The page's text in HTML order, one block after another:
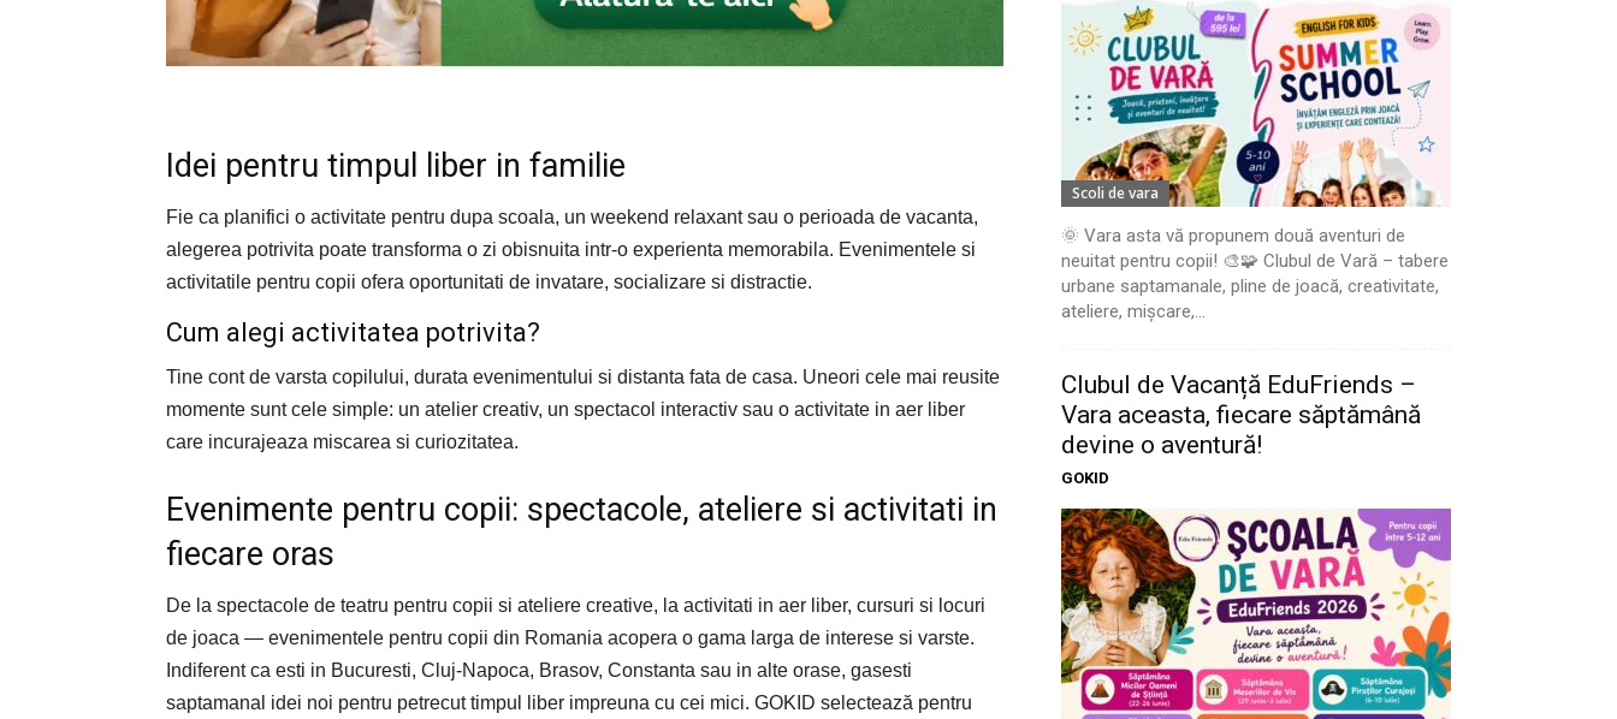
Idei pentru timpul liber in familie
Fie ca planifici o activitate pentru dupa scoala, un weekend relaxant sau o perioada de vacanta,
alegerea potrivita poate transforma o zi obisnuita intr-o experienta memorabila. Evenimentele si
activitatile pentru copii ofera oportunitati de invatare, socializare si distractie.
Cum alegi activitatea potrivita?
Tine cont de varsta copilului, durata evenimentului si distanta fata de casa. Uneori cele mai reusite
momente sunt cele simple: un atelier creativ, un spectacol interactiv sau o activitate in aer liber
care incurajeaza miscarea si curiozitatea.
Evenimente pentru copii: spectacole, ateliere si activitati in
fiecare oras
De la spectacole de teatru pentru copii si ateliere creative, la activitati in aer liber, cursuri si locuri
de joaca — evenimentele pentru copii din Romania acopera o gama larga de interese si varste.
Indiferent ca esti in Bucuresti, Cluj-Napoca, Brasov, Constanta sau in alte orase, gasesti
saptamanal idei noi pentru petrecut timpul liber impreuna cu cei mici. GOKID selectează pentru
Scoli de vara
🌞 Vara asta vă propunem două aventuri de
neuitat pentru copii! 🎨🧩 Clubul de Vară – tabere
urbane saptamanale, pline de joacă, creativitate,
ateliere, mișcare,...
Clubul de Vacanță EduFriends –
Vara aceasta, fiecare săptămână
devine o aventură!
GOKID